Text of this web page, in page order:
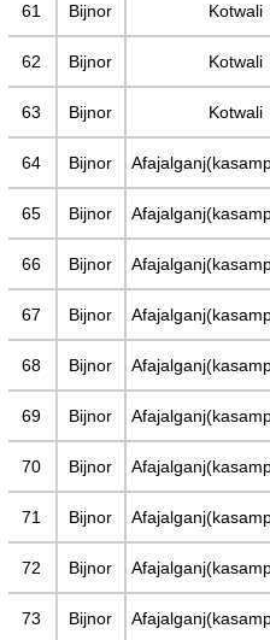
61 Bijnor Kotwali
62 Bijnor Kotwali
63 Bijnor Kotwali
64 Bijnor
65 Bijnor
66 Bijnor
67 Bijnor
68 Bijnor
69 Bijnor
70 Bijnor
71 Bijnor
72 Bijnor
73 Bijnor